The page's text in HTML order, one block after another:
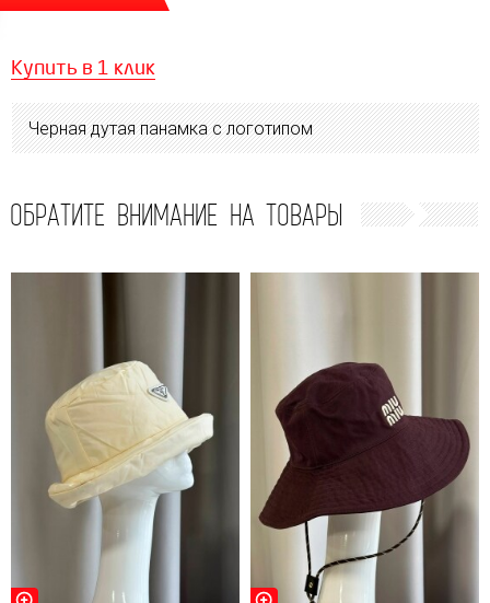
Купить в 1 клик
Черная дутая панамка с логотипом
ОБРАТИТЕ ВНИМАНИЕ НА ТОВАРЫ